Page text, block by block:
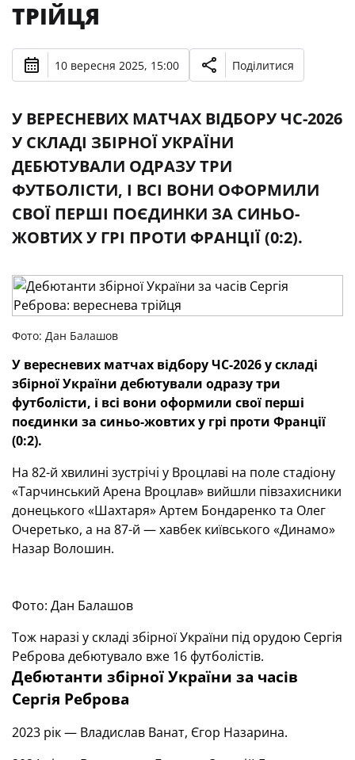
ТРІЙЦЯ
10 вересня 2025, 15:00 Поділитися
У ВЕРЕСНЕВИХ МАТЧАХ ВІДБОРУ ЧС-2026
У СКЛАДІ ЗБІРНОЇ УКРАЇНИ
ДЕБЮТУВАЛИ ОДРАЗУ ТРИ
ФУТБОЛІСТИ, І ВСІ ВОНИ ОФОРМИЛИ
СВОЇ ПЕРШІ ПОЄДИНКИ ЗА СИНЬО-
ЖОВТИХ У ГРІ ПРОТИ ФРАНЦІЇ (0:2).
Фото: Дан Балашов
У вересневих матчах відбору ЧС-2026 у складі
збірної України дебютували одразу три
футболісти, і всі вони оформили свої перші
поєдинки за синьо-жовтих у грі проти Франції
(0:2).
На 82-й хвилині зустрічі у Вроцлаві на поле стадіону
«Тарчинський Арена Вроцлав» вийшли півзахисники
донецького «Шахтаря» Артем Бондаренко та Олег
Очеретько, а на 87-й — хавбек київського «Динамо»
Назар Волошин.
Фото: Дан Балашов
Тож наразі у складі збірної України під орудою Сергія
Реброва дебютувало вже 16 футболістів.
Дебютанти збірної України за часів
Сергія Реброва
2023 рік — Владислав Ванат, Єгор Назарина.